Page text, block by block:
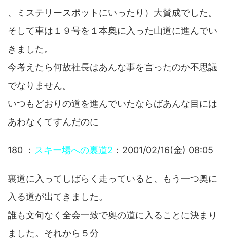
、ミステリースポットにいったり）大賛成でした。
そして車は１９号を１本奥に入った山道に進んでい
きました。
今考えたら何故社長はあんな事を言ったのか不思議
でなりません。
いつもどおりの道を進んでいたならばあんな目には
あわなくてすんだのに
180 ： スキー場への裏道2 ：2001/02/16(金) 08:05
裏道に入ってしばらく走っていると、もう一つ奥に
入る道が出てきました。
誰も文句なく全会一致で奥の道に入ることに決まり
ました。それから５分